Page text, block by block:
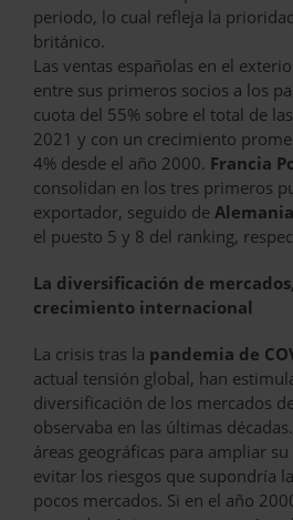
periodo, lo cual refleja la
británico.
Las ventas españolas en el
entre sus primeros socios a los
cuota del 55% sobre el total de
2021 y con un crecimiento
4% desde el año 2000. Francia
consolidan en los tres primeros
exportador, seguido de
el puesto 5 y 8 del ranking,
La diversificación de
crecimiento internacional
La crisis tras la pandemia de
actual tensión global, han
diversificación de los mercados
observaba en las últimas
áreas geográficas para ampliar
evitar los riesgos que supondría
pocos mercados. Si en el año